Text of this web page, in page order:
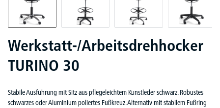
Werkstatt-/Arbeitsdrehhocker
TURINO 30
Stabile Ausführung mit Sitz aus pflegeleichtem Kunstleder schwarz. Robustes
schwarzes oder Aluminium poliertes Fußkreuz. Alternativ mit stabilem Fußring